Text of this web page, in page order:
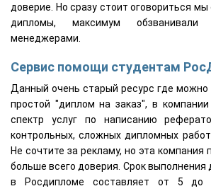
доверие. Но сразу стоит оговориться
дипломы, максимум
менеджерами.
Сервис помощи студентам
Данный очень старый ресурс где можно
простой "диплом на заказ", в компании
спектр услуг по написанию
контрольных, сложных дипломных работ
Не сочтите за рекламу, но эта компания
больше всего доверия. Срок выполнения
в Росдипломе составляет от 5 до